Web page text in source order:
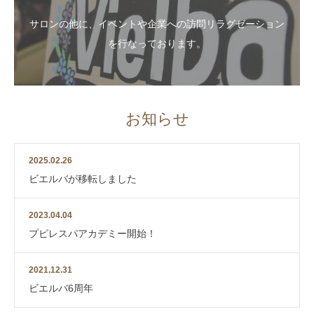
サロンの他に、イベントや企業への訪問リラグゼーション
を行なっております。
お知らせ
2025.02.26
ビエルバが移転しました
2023.04.04
プピレスパアカデミー開始！
2021.12.31
ビエルバ6周年